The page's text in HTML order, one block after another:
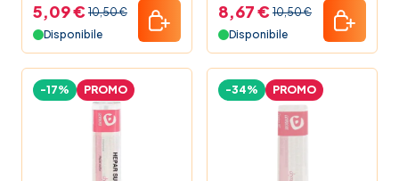
5,09 € 10,50 €
Disponibile
8,67 € 10,50 €
Disponibile
-17% PROMO -34% PROMO